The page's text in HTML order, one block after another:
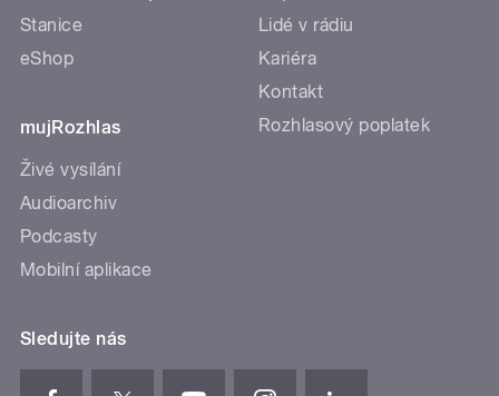
Stanice
eShop
mujRozhlas
Živé vysílání
Audioarchiv
Podcasty
Mobilní aplikace
Lidé v rádiu
Kariéra
Kontakt
Rozhlasový poplatek
Sledujte nás